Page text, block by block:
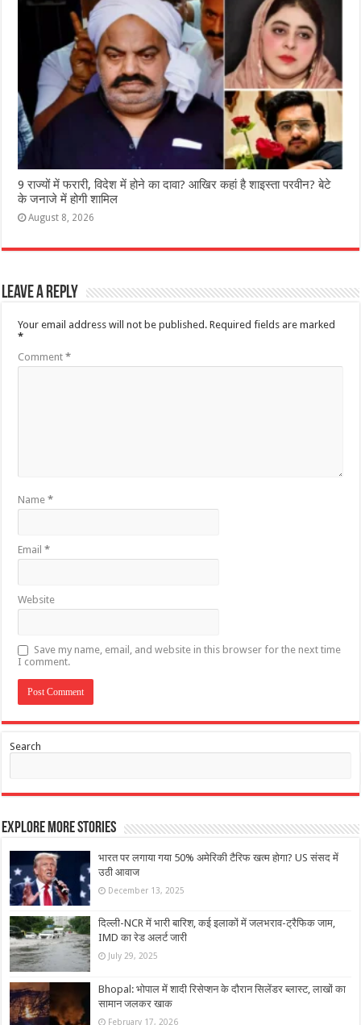
9 राज्‍यों में फरारी, व‍िदेश में होने का दावा? आख‍िर कहां है शाइस्‍ता परवीन? बेटे
के जनाजे में होगी शामिल
August 8, 2026
Leave a Reply
Your email address will not be published. Required fields are marked
*
Comment*
Name*
Email*
Website
Save my name, email, and website in this browser for the next time
I comment.
Search
Explore More Stories
भारत पर लगाया गया 50% अमेरिकी टैरिफ खत्म होगा? US संसद में
उठी आवाज
December 13, 2025
दिल्ली-NCR में भारी बारिश, कई इलाकों में जलभराव-ट्रैफिक जाम,
IMD का रेड अलर्ट जारी
July 29, 2025
Bhopal: भोपाल में शादी रिसेप्शन के दौरान सिलेंडर ब्लास्ट, लाखों का
सामान जलकर खाक
February 17, 2026